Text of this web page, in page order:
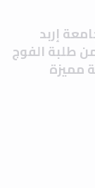
إربد
طلبة الفوج
مميزة